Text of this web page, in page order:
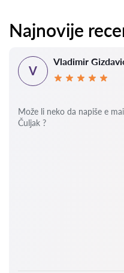
Najnovije
V
Vladimir
Može li neko da napiše e
Čuljak ?